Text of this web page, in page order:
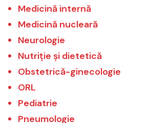
Medicină internă
Medicină nucleară
Neurologie
Nutriție și dietetică
Obstetrică-ginecologie
ORL
Pediatrie
Pneumologie